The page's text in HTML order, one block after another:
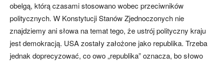
obelgą, którą czasami stosowano wobec przeciwników
politycznych. W Konstytucji Stanów Zjednoczonych nie
znajdziemy ani słowa na temat tego, że ustrój polityczny kraju
jest demokracją. USA zostały założone jako republika. Trzeba
jednak doprecyzować, co owo „republika” oznacza, bo słowo